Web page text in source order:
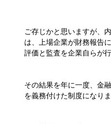
ご存じかと思いますが、
は、上場企業が財務報告
評価と監査を企業自らが行
その結果を年に一度、金
を義務付けた制度になりま